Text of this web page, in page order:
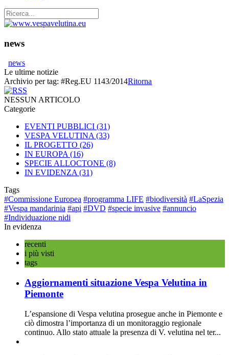
news
news
Le ultime notizie
Archivio per tag: #Reg.EU 1143/2014Ritorna
NESSUN ARTICOLO
Categorie
EVENTI PUBBLICI (31)
VESPA VELUTINA(33)
IL PROGETTO (26)
IN EUROPA(16)
SPECIE ALLOCTONE (8)
IN EVIDENZA(31)
Tags
#Commissione Europea #programma LIFE #biodiversità #LaSpezia
#Vespa mandarinia #api #DVD #specie invasive #annuncio
#Individuazione nidi
In evidenza
recenti
i più visti
tags
Aggiornamenti situazione Vespa Velutina in
Piemonte
L’espansione di Vespa velutina prosegue anche in Piemonte e
ciò dimostra l’importanza di un monitoraggio regionale
continuo. Allo stato attuale la presenza di V. velutina nel ter...